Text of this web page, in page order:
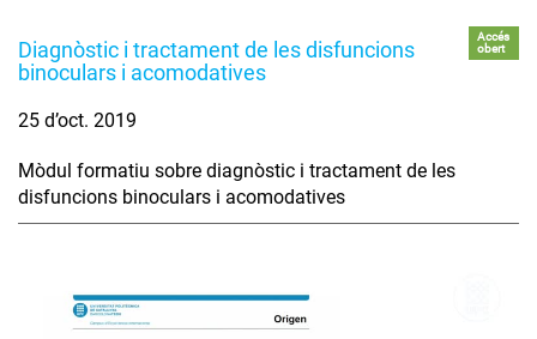
Diagnòstic i tractament de les disfuncions
binoculars i acomodatives
Accés
obert
25 d’oct. 2019
Mòdul formatiu sobre diagnòstic i tractament de les
disfuncions binoculars i acomodatives